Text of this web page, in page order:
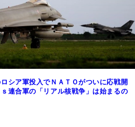
シア軍投入でＮＡＴＯがついに応戦開
連合軍の「リアル核戦争」は始まるの